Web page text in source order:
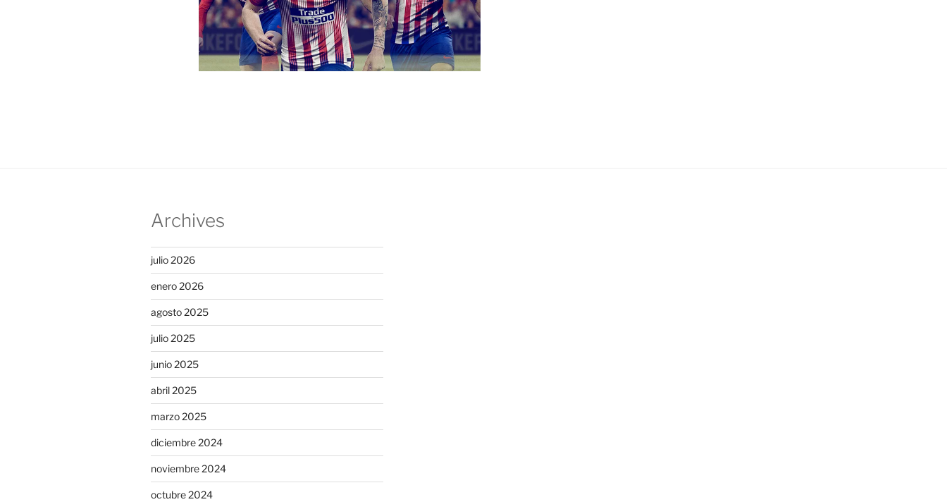
Archives
julio 2026
enero 2026
agosto 2025
julio 2025
junio 2025
abril 2025
marzo 2025
diciembre 2024
noviembre 2024
octubre 2024